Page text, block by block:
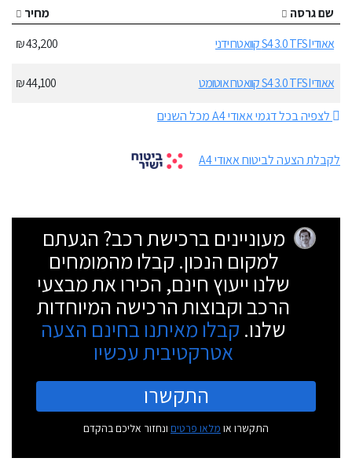
שם גרסה
מחיר
אאודי S4 3.0 TFSI קוואטרו ידני
43,200 ₪
אאודי S4 3.0 TFSI קוואטרו אוטומט
44,100 ₪
לצפיה בכל דגמי אאודי A4 מכל השנים
לקבלת הצעה לביטוח אאודי A4
מעוניינים ברכישת רכב? הגעתם
למקום הנכון. קבלו מהמומחים
שלנו ייעוץ חינם, הכירו את מבצעי
הרכב וקבוצות הרכישה המיוחדות
שלנו. קבלו מאיתנו בחינם הצעה
אטרקטיבית עכשיו
התקשרו
התקשרו או מלאו פרטים ונחזור אליכם בהקדם